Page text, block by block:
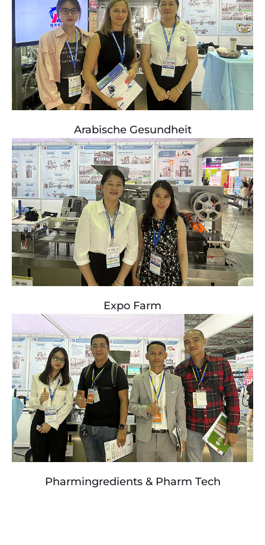
Arabische Gesundheit
Expo Farm
Pharmingredients & Pharm Tech